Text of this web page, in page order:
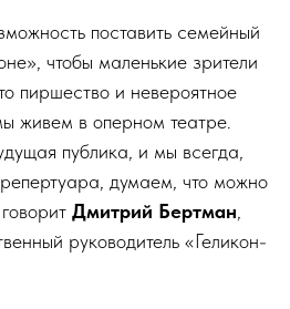
поставить семейный
чтобы маленькие зрители
пиршество и невероятное
живем в оперном театре.
публика, и мы всегда,
думаем, что можно
Дмитрий Бертман,
руководитель «Геликон-